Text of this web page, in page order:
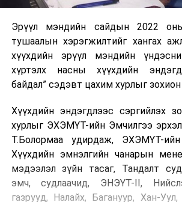
Эрүүл мэндийн сайдын 2022
тушаалын хэрэгжилтийг хангах
хүүхдийн эрүүл мэндийн
хүртэлх насны хүүхдийн
байдал” сэдэвт цахим хурлыг зохион
Хүүхдийн эндэгдлээс сэргийлэх
хурлыг ЭХЭМҮТ-ийн Эмчилгээ
Т.Болормаа удирдаж, ЭХЭМҮТ-
Хүүхдийн эмнэлгийн чанарын
мэдээлэл зүйн тасаг, Тандалт
эмч, судлаачид, ЭНЭҮТ-II,
газрууд, Налайх, Багануур, Хан-Уул,